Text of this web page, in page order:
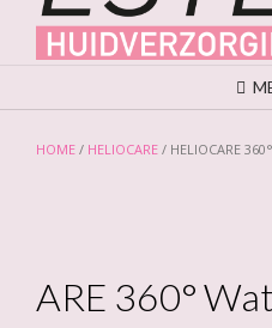
HOME / HELIOCARE / HELIOCARE
ARE 360°